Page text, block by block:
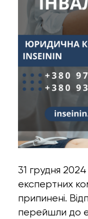
31 грудня
експертних
припинені.
перейшли до